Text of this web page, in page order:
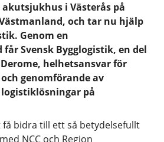
akutsjukhus i Västerås på
och tar nu hjälp
Genom en
Svensk Bygglogistik, en del
helhetsansvar för
genomförande av
på
bidra till ett så betydelsefullt
NCC och Region